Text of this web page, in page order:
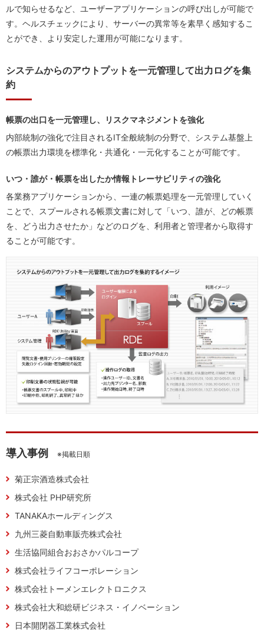
ルで知らせるなど、ユーザーアプリケーションの呼び出しが可能で
す。ヘルスチェックにより、サーバーの異常等を素早く感知するこ
とができ、より安定した運用が可能になります。
システムからのアウトプットを一元管理して出力ログを集
約
帳票の出口を一元管理し、リスクマネジメントを強化
内部統制の強化で注目されるIT全般統制の分野で、システム基盤上
の帳票出力環境を標準化・共通化・一元化することが可能です。
いつ・誰が・帳票を出したか情報トレーサビリティの強化
各業務アプリケーションから、一連の帳票処理を一元管理していく
ことで、スプールされる帳票文書に対して「いつ、誰が、どの帳票
を、どう出力させたか」などのログを、利用者と管理者から取得す
ることが可能です。
導入事例 ※掲載日順
菊正宗酒造株式会社
株式会社 PHP研究所
TANAKAホールディングス
九州三菱自動車販売株式会社
生活協同組合おおさかパルコープ
株式会社ライフコーポレーション
株式会社トーメンエレクトロニクス
株式会社大和総研ビジネス・イノベーション
日本開閉器工業株式会社